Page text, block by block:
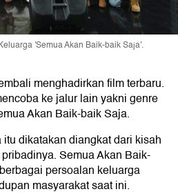
'Semua Akan Baik-baik Saja'.
menghadirkan film terbaru.
ke jalur lain yakni genre
Akan Baik-baik Saja.
dikatakan diangkat dari kisah
Semua Akan Baik-
persoalan keluarga
masyarakat saat ini.